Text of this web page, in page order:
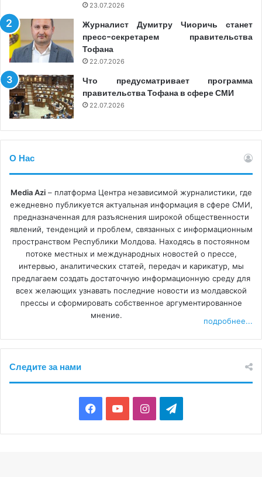
23.07.2026
Журналист Думитру Чиоричь станет
пресс-секретарем правительства
Тофана
22.07.2026
Что предусматривает программа
правительства Тофана в сфере СМИ
22.07.2026
О Нас
Media Azi– платформа Центра независимой журналистики, где
ежедневно публикуется актуальная информация в сфере СМИ,
предназначенная для разъяснения широкой общественности
явлений, тенденций и проблем, связанных с информационным
пространством Республики Молдова. Находясь в постоянном
потоке местных и международных новостей о прессе,
интервью, аналитических статей, передач и карикатур, мы
предлагаем создать достаточную информационную среду для
всех желающих узнавать последние новости из молдавской
прессы и сформировать собственное аргументированное
мнение.
подробнее...
Следите за нами
a
o
I
n
e